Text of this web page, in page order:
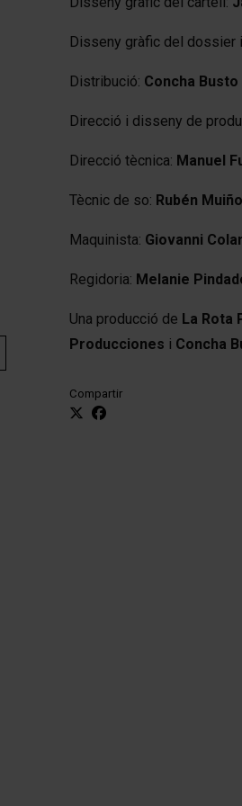
Disseny gràfic del dossier
Distribució: Concha
Direcció i disseny de
Direcció tècnica: Manuel
Tècnic de so: Rubén Muiño
Maquinista: Giovanni
Regidoria: Melanie
Una producció de La Rota
Producciones i Concha
Compartir